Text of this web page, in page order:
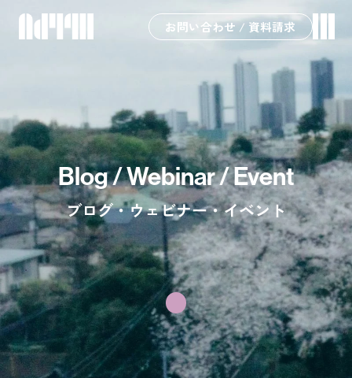
お問い合わせ / 資料請求
Blog / Webinar / Event
ブログ・ウェビナー・イベント